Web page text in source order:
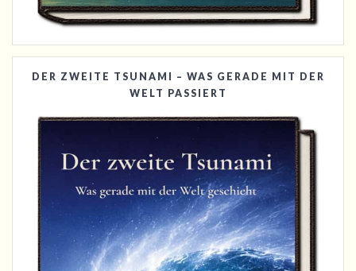
DER ZWEITE TSUNAMI – WAS GERADE MIT DER
WELT PASSIERT